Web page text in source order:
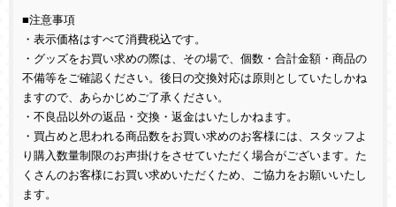
■注意事項
・表示価格はすべて消費税込です。
・グッズをお買い求めの際は、その場で、個数・合計金額・商品の
不備等をご確認ください。後日の交換対応は原則としていたしかね
ますので、あらかじめご了承ください。
・不良品以外の返品・交換・返金はいたしかねます。
・買占めと思われる商品数をお買い求めのお客様には、スタッフよ
り購入数量制限のお声掛けをさせていただく場合がございます。た
くさんのお客様にお買い求めいただくため、ご協力をお願いいたし
ます。